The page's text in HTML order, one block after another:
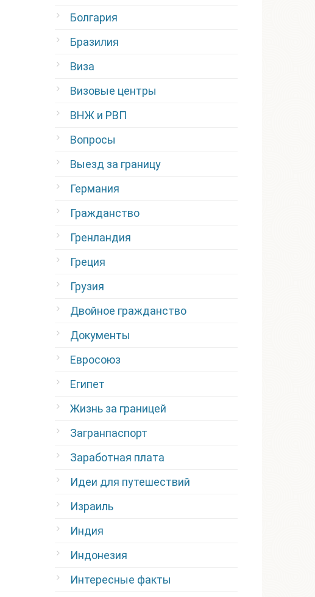
Болгария
Бразилия
Виза
Визовые центры
ВНЖ и РВП
Вопросы
Выезд за границу
Германия
Гражданство
Гренландия
Греция
Грузия
Двойное гражданство
Документы
Евросоюз
Египет
Жизнь за границей
Загранпаспорт
Заработная плата
Идеи для путешествий
Израиль
Индия
Индонезия
Интересные факты